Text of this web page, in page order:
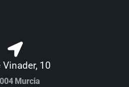
Vinader, 10
Murcia